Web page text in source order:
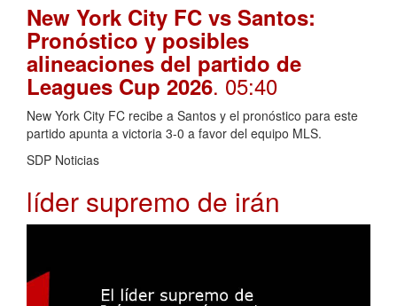
New York City FC vs Santos:
Pronóstico y posibles
alineaciones del partido de
Leagues Cup 2026. 05:40
New York City FC recibe a Santos y el pronóstico para este
partido apunta a victoria 3-0 a favor del equipo MLS.
SDP Noticias
líder supremo de irán